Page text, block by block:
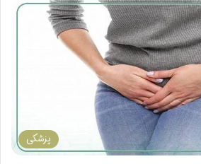
پزشکی